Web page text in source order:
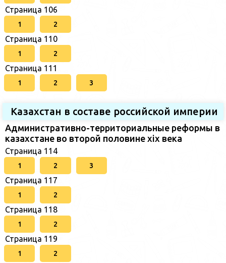
Страница 106
1 2
Страница 110
1 2
Страница 111
1 2 3
Казахстан в составе российской империи
Административно-территориальные реформы в
казахстане во второй половине xix века
Страница 114
1 2 3
Страница 117
1 2
Страница 118
1 2
Страница 119
1 2